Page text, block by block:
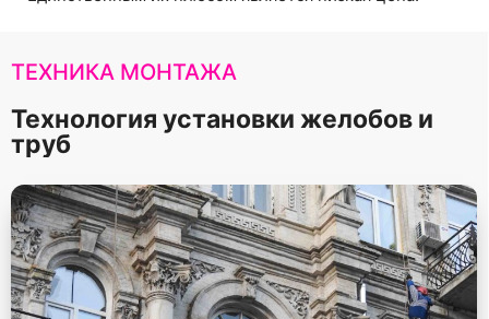
ТЕХНИКА МОНТАЖА
Технология установки желобов и
труб